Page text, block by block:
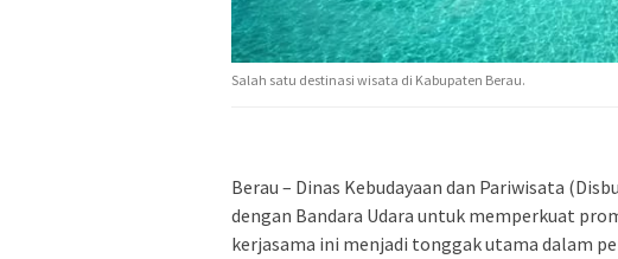
Salah satu destinasi wisata di Kabupaten Berau.
Berau – Dinas Kebudayaan dan Pariwisata
dengan Bandara Udara untuk memperkuat
kerjasama ini menjadi tonggak utama dalam